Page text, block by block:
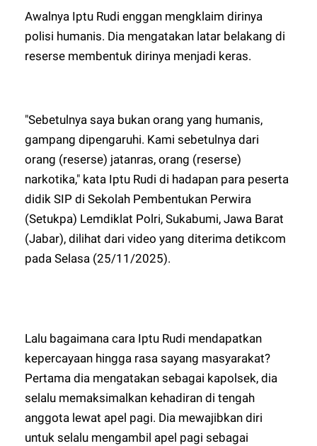
Awalnya Iptu Rudi enggan mengklaim dirinya
polisi humanis. Dia mengatakan latar belakang di
reserse membentuk dirinya menjadi keras.
"Sebetulnya saya bukan orang yang humanis,
gampang dipengaruhi. Kami sebetulnya dari
orang (reserse) jatanras, orang (reserse)
narkotika," kata Iptu Rudi di hadapan para peserta
didik SIP di Sekolah Pembentukan Perwira
(Setukpa) Lemdiklat Polri, Sukabumi, Jawa Barat
(Jabar), dilihat dari video yang diterima detikcom
pada Selasa (25/11/2025).
Lalu bagaimana cara Iptu Rudi mendapatkan
kepercayaan hingga rasa sayang masyarakat?
Pertama dia mengatakan sebagai kapolsek, dia
selalu memaksimalkan kehadiran di tengah
anggota lewat apel pagi. Dia mewajibkan diri
untuk selalu mengambil apel pagi sebagai